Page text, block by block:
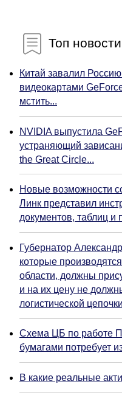
Топ
Китай завалил
видеокартами
мстить...
NVIDIA выпустила
устраняющий
the Great Circle...
Новые возможности
Линк представил
документов, таблиц и
Губернатор
которые
области, должны
и на их цену не
логистической
Схема ЦБ по работе
бумагами потребует
В какие реальные